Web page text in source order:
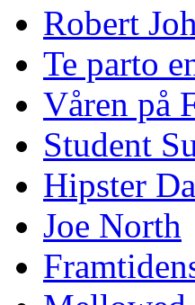
Robert
Te parto
Våren på
Student
Hipster
Joe North